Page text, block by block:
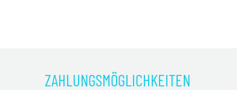
ZAHLUNGSMÖGLICHKEITEN